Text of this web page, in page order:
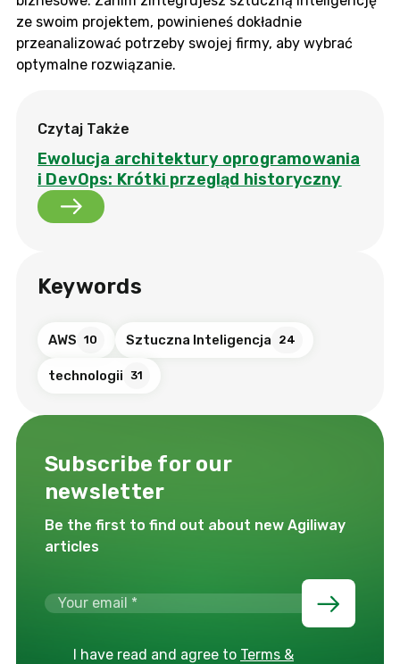
ze swoim projektem, powinieneś dokładnie
przeanalizować potrzeby swojej firmy, aby wybrać
optymalne rozwiązanie.
Czytaj Także
Ewolucja architektury oprogramowania
i DevOps: Krótki przegląd historyczny
Keywords
AWS 10 Sztuczna Inteligencja 24
technologii 31
Subscribe for our
newsletter
Be the first to find out about new Agiliway
articles
I have read and agree to Terms &